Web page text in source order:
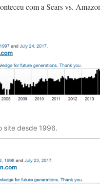
com a Sears vs.
site desde 1996.